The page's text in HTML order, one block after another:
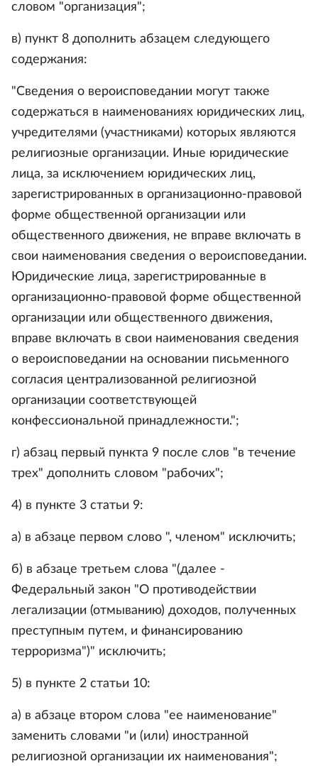
словом "организация";
в) пункт 8 дополнить абзацем следующего
содержания:
"Сведения о вероисповедании могут также
содержаться в наименованиях юридических лиц,
учредителями (участниками) которых являются
религиозные организации. Иные юридические
лица, за исключением юридических лиц,
зарегистрированных в организационно-правовой
форме общественной организации или
общественного движения, не вправе включать в
свои наименования сведения о вероисповедании.
Юридические лица, зарегистрированные в
организационно-правовой форме общественной
организации или общественного движения,
вправе включать в свои наименования сведения
о вероисповедании на основании письменного
согласия централизованной религиозной
организации соответствующей
конфессиональной принадлежности.";
г) абзац первый пункта 9 после слов "в течение
трех" дополнить словом "рабочих";
4) в пункте 3 статьи 9:
а) в абзаце первом слово ", членом" исключить;
б) в абзаце третьем слова "(далее -
Федеральный закон "О противодействии
легализации (отмыванию) доходов, полученных
преступным путем, и финансированию
терроризма")" исключить;
5) в пункте 2 статьи 10:
а) в абзаце втором слова "ее наименование"
заменить словами "и (или) иностранной
религиозной организации их наименования";